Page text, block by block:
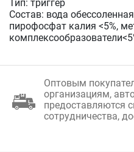
Тип: триггер
Состав: вода
пирофосфат калия <5%,
Оптовым
организациям,
предоставляются
сотрудничества,